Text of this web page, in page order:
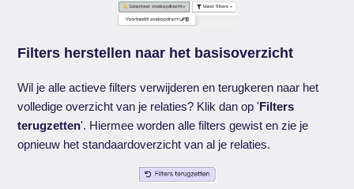
Filters herstellen naar het basisoverzicht
Wil je alle actieve filters verwijderen en terugkeren naar het
volledige overzicht van je relaties? Klik dan op 'Filters
terugzetten'. Hiermee worden alle filters gewist en zie je
opnieuw het standaardoverzicht van al je relaties.